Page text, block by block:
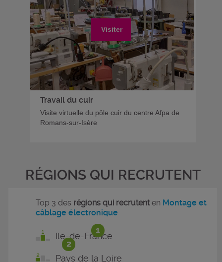
Visiter
Travail du cuir
Visite virtuelle du pôle cuir du centre Afpa de
Romans-sur-Isère
RÉGIONS QUI RECRUTENT
1
2
Top 3 des régions qui recrutenten Montage et
câblage électronique
Ile-de-France
Pays de la Loire